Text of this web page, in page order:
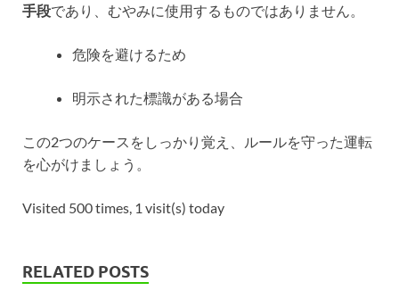
手段であり、むやみに使用するものではありません。
危険を避けるため
明示された標識がある場合
この2つのケースをしっかり覚え、ルールを守った運転
を心がけましょう。
Visited 500 times, 1 visit(s) today
RELATED POSTS